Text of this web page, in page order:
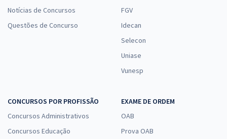
Notícias de Concursos
Questões de Concurso
FGV
Idecan
Selecon
Uniase
Vunesp
CONCURSOS POR PROFISSÃO
Concursos Administrativos
Concursos Educação
EXAME DE ORDEM
OAB
Prova OAB